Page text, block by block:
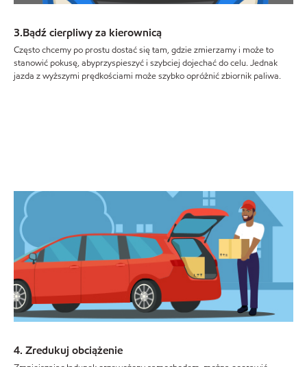
3.Bądź cierpliwy za kierownicą
Często chcemy po prostu dostać się tam, gdzie zmierzamy i może to
stanowić pokusę, abyprzyspieszyć i szybciej dojechać do celu. Jednak
jazda z wyższymi prędkościami może szybko opróżnić zbiornik paliwa.
4. Zredukuj obciążenie